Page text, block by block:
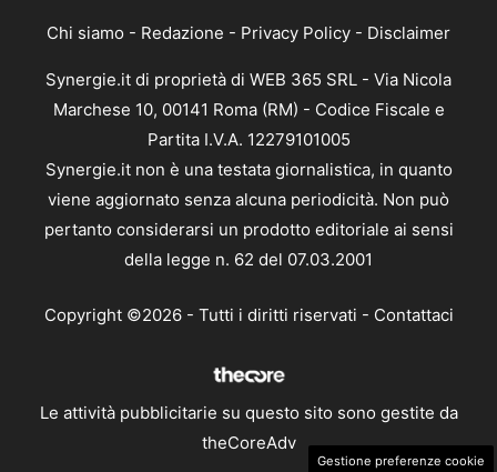
Chi siamo - Redazione - Privacy Policy - Disclaimer
Synergie.it di proprietà di WEB 365 SRL - Via Nicola
Marchese 10, 00141 Roma (RM) - Codice Fiscale e
Partita I.V.A. 12279101005
Synergie.it non è una testata giornalistica, in quanto
viene aggiornato senza alcuna periodicità. Non può
pertanto considerarsi un prodotto editoriale ai sensi
della legge n. 62 del 07.03.2001
Copyright ©2026 - Tutti i diritti riservati - Contattaci
Le attività pubblicitarie su questo sito sono gestite da
theCoreAdv
Gestione preferenze cookie